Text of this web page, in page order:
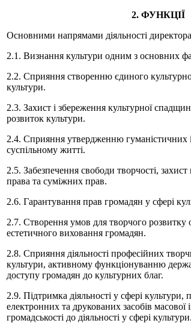
2. ФУНКЦІЇ
Основними напрямами діяльності
2.1. Визнання культури одним з основних
2.2. Сприяння створенню єдиного
культури.
2.3. Захист і збереження культурної
розвиток культури.
2.4. Сприяння утвердженню гуманістичних
суспільному житті.
2.5. Забезпечення свободи творчості, захист
права та суміжних прав.
2.6. Гарантування прав громадян у сфері
2.7. Створення умов для творчого розвитку
естетичного виховання громадян.
2.8. Сприяння діяльності професійних
культури, активному функціонуванню
доступу громадян до культурних благ.
2.9. Підтримка діяльності у сфері
електронних та друкованих засобів
громадськості до діяльності у сфері культури.